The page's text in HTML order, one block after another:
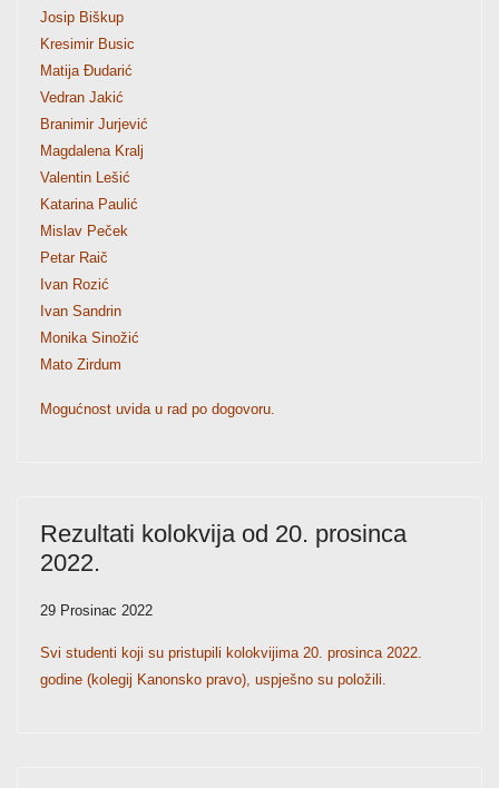
Josip Biškup
Kresimir Busic
Matija Đudarić
Vedran Jakić
Branimir Jurjević
Magdalena Kralj
Valentin Lešić
Katarina Paulić
Mislav Peček
Petar Raič
Ivan Rozić
Ivan Sandrin
Monika Sinožić
Mato Zirdum
Mogućnost uvida u rad po dogovoru.
Rezultati kolokvija od 20. prosinca
2022.
29 Prosinac 2022
Svi studenti koji su pristupili kolokvijima 20. prosinca 2022.
godine (kolegij Kanonsko pravo), uspješno su položili.